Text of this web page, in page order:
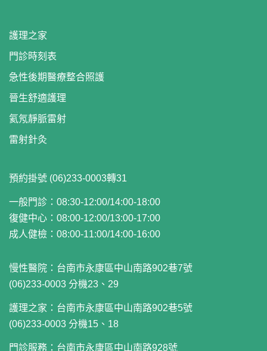
護理之家
門診時刻表
急性後期醫療整合照護
晉生舒適護理
氦氖靜脈雷射
雷射針灸
預約掛號 (06)233-0003轉31
一般門診：08:30-12:00/14:00-18:00
復健中心：08:00-12:00/13:00-17:00
成人健檢：08:00-11:00/14:00-16:00
慢性醫院： 台南市永康區中山南路902巷7號
(06)233-0003 分機23、29
護理之家： 台南市永康區中山南路902巷5號
(06)233-0003 分機15、18
門診服務： 台南市永康區中山南路928號